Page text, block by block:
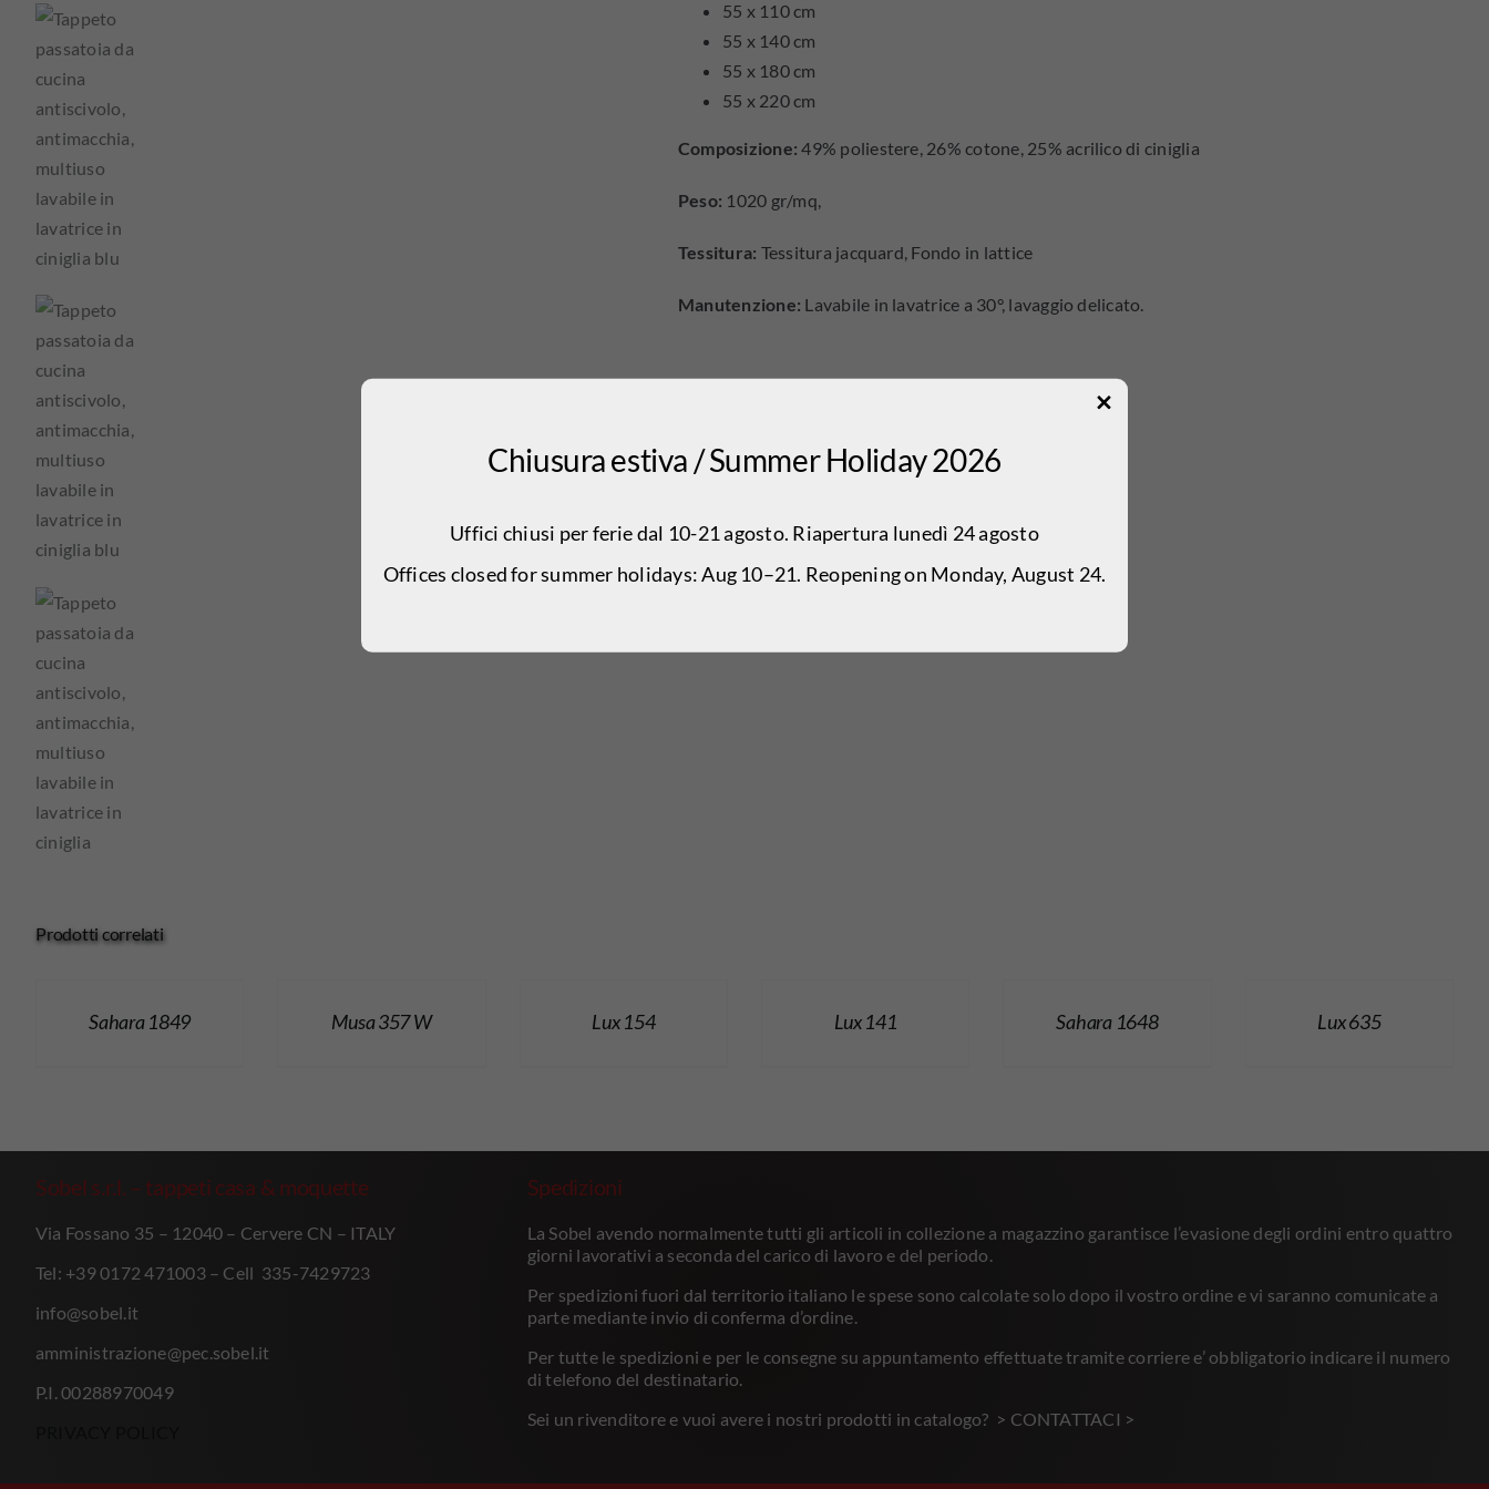
55 x 110 cm
55 x 140 cm
55 x 180 cm
55 x 220 cm
Composizione:49% poliestere, 26% cotone, 25% acrilico di ciniglia
Peso: 1020 gr/mq,
Tessitura: Tessitura jacquard, Fondo in lattice
Manutenzione: Lavabile in lavatrice a 30°, lavaggio delicato.
Prodotti correlati
Sahara 1849 Musa 357 W Lux 154 Lux 141 Sahara 1648 Lux 635
Sobel s.r.l. – tappeti casa & moquette
Via Fossano 35 – 12040 – Cervere CN – ITALY
Tel: +39 0172 471003 – Cell 335-7429723
info@sobel.it
amministrazione@pec.sobel.it
P.I. 00288970049
Spedizioni
La Sobel avendo normalmente tutti gli articoli in collezione a magazzino garantisce l’evasione degli ordini entro quattro
giorni lavorativi a seconda del carico di lavoro e del periodo.
Per spedizioni fuori dal territorio italiano le spese sono calcolate solo dopo il vostro ordine e vi saranno comunicate a
parte mediante invio di conferma d’ordine.
Per tutte le spedizioni e per le consegne su appuntamento effettuate tramite corriere e’ obbligatorio indicare il numero
di telefono del destinatario.
Sei un rivenditore e vuoi avere i nostri prodotti in catalogo? > CONTATTACI >
Chiusura estiva / Summer Holiday 2026
Uffici chiusi per ferie dal 10-21 agosto. Riapertura lunedì 24 agosto
Offices closed for summer holidays: Aug 10–21. Reopening on Monday, August 24.